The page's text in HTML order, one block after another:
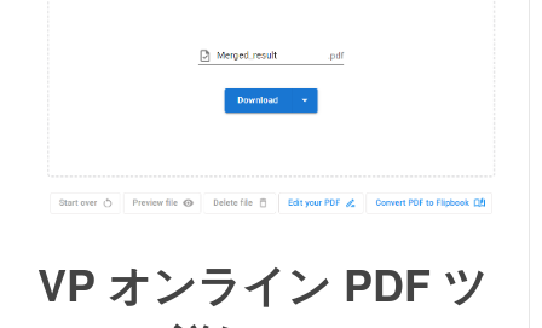
VP オンライン PDF ツ